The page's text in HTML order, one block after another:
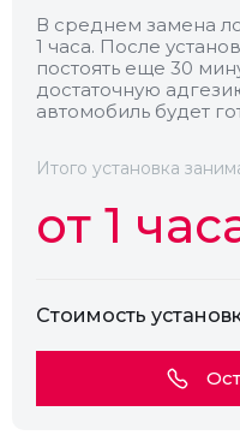
Обогрев
В среднем замена
1 часа. После
постоять еще 30
достаточную
автомобиль будет
Итого установка
от 1
Стоимость